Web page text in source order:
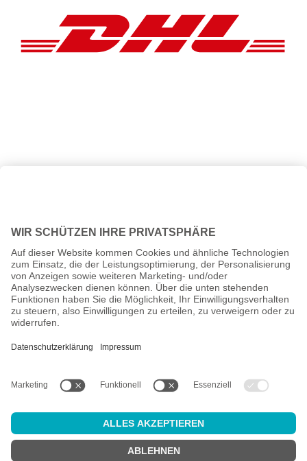
ggf. Nachnahmegebühren, wenn nicht anders angegeben.
Altersprüfung